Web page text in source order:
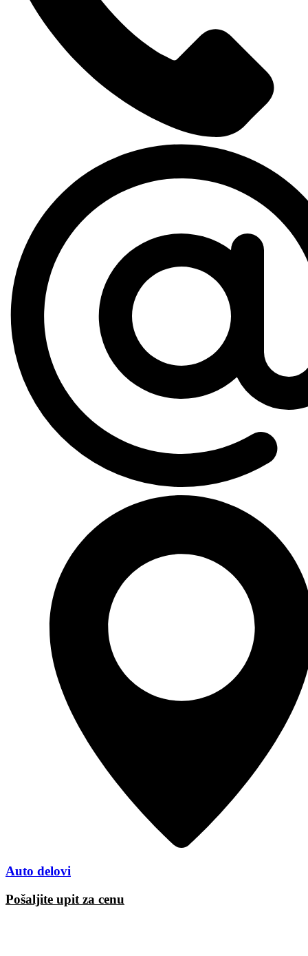
Auto delovi
Pošaljite upit za cenu